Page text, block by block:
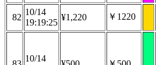
82
10/14
19:19:25
¥1,220 ￥1220
10/14